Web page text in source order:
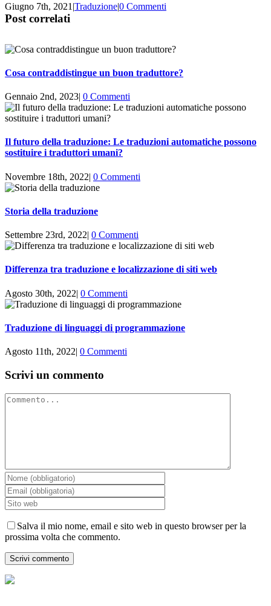
Giugno 7th, 2021 |Traduzione|0 Commenti
Post correlati
Cosa contraddistingue un buon traduttore?
Gennaio 2nd, 2023| 0 Commenti
Il futuro della traduzione: Le traduzioni automatiche possono
sostituire i traduttori umani?
Novembre 18th, 2022| 0 Commenti
Storia della traduzione
Settembre 23rd, 2022| 0 Commenti
Differenza tra traduzione e localizzazione di siti web
Agosto 30th, 2022| 0 Commenti
Traduzione di linguaggi di programmazione
Agosto 11th, 2022| 0 Commenti
Scrivi un commento
Commento
Salva il mio nome, email e sito web in questo browser per la
prossima volta che commento.